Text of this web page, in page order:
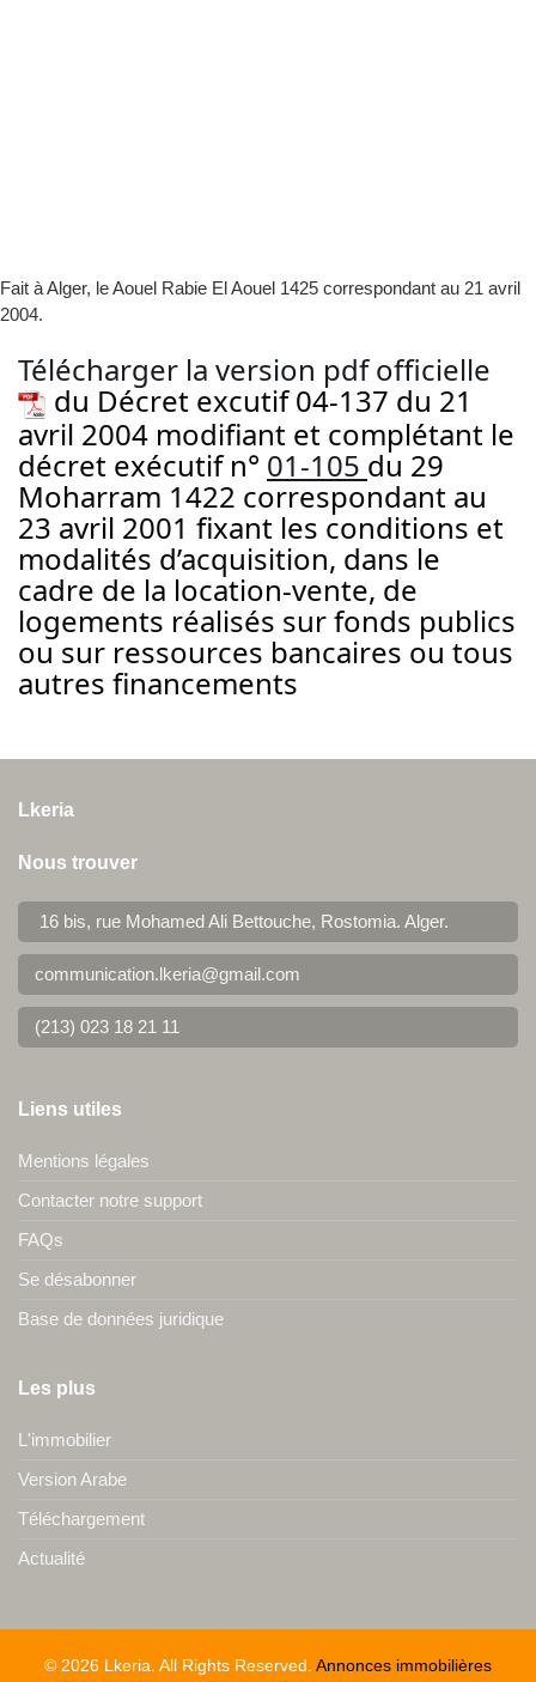
Fait à Alger, le Aouel Rabie El Aouel 1425 correspondant au 21 avril
2004.
Télécharger la version pdf officielle
du Décret excutif 04-137 du 21
avril 2004 modifiant et complétant le
décret exécutif n° 01-105 du 29
Moharram 1422 correspondant au
23 avril 2001 fixant les conditions et
modalités d’acquisition, dans le
cadre de la location-vente, de
logements réalisés sur fonds publics
ou sur ressources bancaires ou tous
autres financements
Lkeria
Nous trouver
16 bis, rue Mohamed Ali Bettouche, Rostomia. Alger.
communication.lkeria@gmail.com
(213) 023 18 21 11
Liens utiles
Mentions légales
Contacter notre support
FAQs
Se désabonner
Base de données juridique
Les plus
L'immobilier
Version Arabe
Téléchargement
Actualité
© 2026 Lkeria. All Rights Reserved. Annonces immobilières